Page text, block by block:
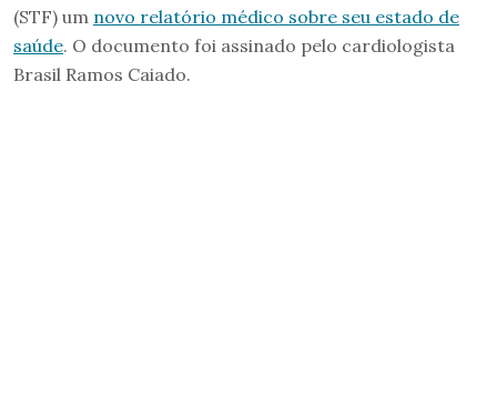
(STF) um novo relatório médico sobre seu estado de
saúde. O documento foi assinado pelo cardiologista
Brasil Ramos Caiado.